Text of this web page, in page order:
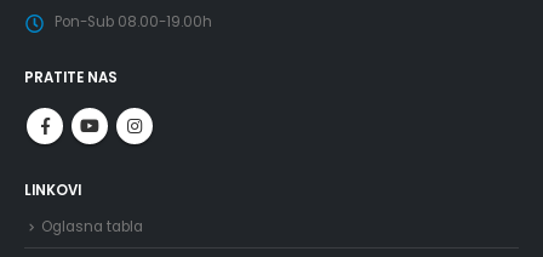
Pon-Sub 08.00-19.00h
PRATITE NAS
LINKOVI
Oglasna tabla